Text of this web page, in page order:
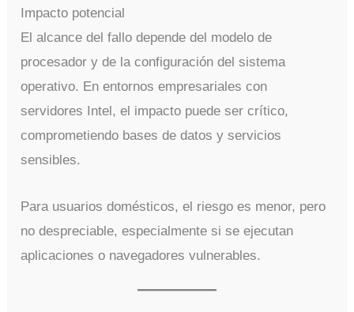
Impacto potencial
El alcance del fallo depende del modelo de
procesador y de la configuración del sistema
operativo. En entornos empresariales con
servidores Intel, el impacto puede ser crítico,
comprometiendo bases de datos y servicios
sensibles.
Para usuarios domésticos, el riesgo es menor, pero
no despreciable, especialmente si se ejecutan
aplicaciones o navegadores vulnerables.